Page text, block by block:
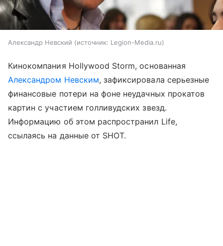
Александр Невский источник: Legion-Media.ru
Кинокомпания Hollywood Storm, основанная
Александром Невским, зафиксировала серьезные
финансовые потери на фоне неудачных прокатов
картин с участием голливудских звезд.
Информацию об этом распространил Life,
ссылаясь на данные от SHOT.